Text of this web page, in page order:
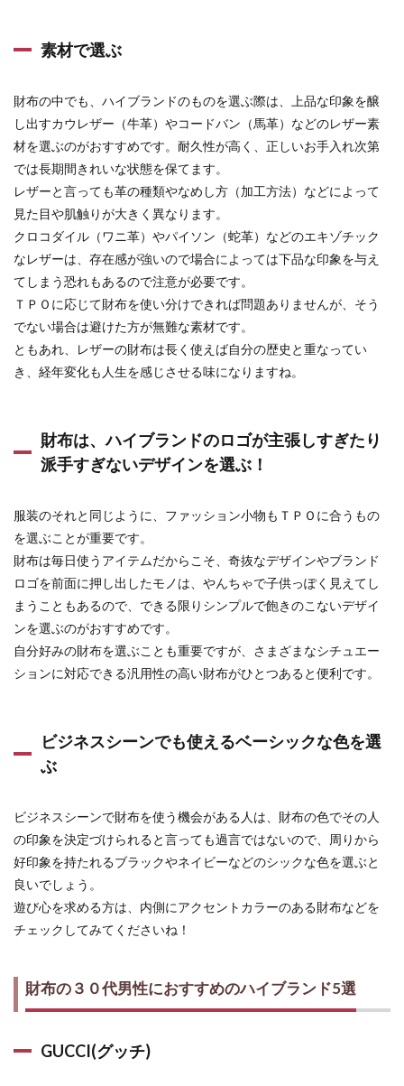
素材で選ぶ
財布の中でも、ハイブランドのものを選ぶ際は、上品な印象を醸
し出すカウレザー（牛革）やコードバン（馬革）などのレザー素
材を選ぶのがおすすめです。耐久性が高く、正しいお手入れ次第
では長期間きれいな状態を保てます。
レザーと言っても革の種類やなめし方（加工方法）などによって
見た目や肌触りが大きく異なります。
クロコダイル（ワニ革）やパイソン（蛇革）などのエキゾチック
なレザーは、存在感が強いので場合によっては下品な印象を与え
てしまう恐れもあるので注意が必要です。
ＴＰＯに応じて財布を使い分けできれば問題ありませんが、そう
でない場合は避けた方が無難な素材です。
ともあれ、レザーの財布は長く使えば自分の歴史と重なってい
き、経年変化も人生を感じさせる味になりますね。
財布は、ハイブランドのロゴが主張しすぎたり
派手すぎないデザインを選ぶ！
服装のそれと同じように、ファッション小物もＴＰＯに合うもの
を選ぶことが重要です。
財布は毎日使うアイテムだからこそ、奇抜なデザインやブランド
ロゴを前面に押し出したモノは、やんちゃで子供っぽく見えてし
まうこともあるので、できる限りシンプルで飽きのこないデザイ
ンを選ぶのがおすすめです。
自分好みの財布を選ぶことも重要ですが、さまざまなシチュエー
ションに対応できる汎用性の高い財布がひとつあると便利です。
ビジネスシーンでも使えるベーシックな色を選
ぶ
ビジネスシーンで財布を使う機会がある人は、財布の色でその人
の印象を決定づけられると言っても過言ではないので、周りから
好印象を持たれるブラックやネイビーなどのシックな色を選ぶと
良いでしょう。
遊び心を求める方は、内側にアクセントカラーのある財布などを
チェックしてみてくださいね！
財布の３０代男性におすすめのハイブランド5選
GUCCI(グッチ)